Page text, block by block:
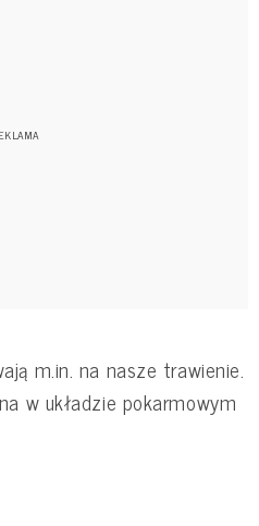
m.in. na nasze trawienie.
w układzie pokarmowym